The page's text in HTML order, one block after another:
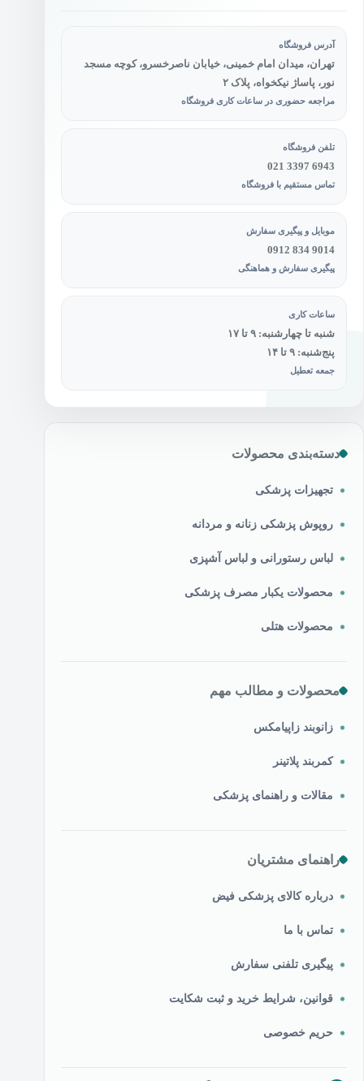
آدرس فروشگاه
تهران، میدان امام خمینی، خیابان ناصرخسرو، کوچه مسجد
نور، پاساژ نیکخواه، پلاک ۲
مراجعه حضوری در ساعات کاری فروشگاه
تلفن فروشگاه
021 3397 6943
تماس مستقیم با فروشگاه
موبایل و پیگیری سفارش
0912 834 9014
پیگیری سفارش و هماهنگی
ساعات کاری
شنبه تا چهارشنبه: ۹ تا ۱۷
پنج‌شنبه: ۹ تا ۱۴
جمعه تعطیل
دسته‌بندی محصولات
تجهیزات پزشکی
روپوش پزشکی زنانه و مردانه
لباس رستورانی و لباس آشپزی
محصولات یکبار مصرف پزشکی
محصولات هتلی
محصولات و مطالب مهم
زانوبند زاپیامکس
کمربند پلاتینر
مقالات و راهنمای پزشکی
راهنمای مشتریان
درباره کالای پزشکی فیض
تماس با ما
پیگیری تلفنی سفارش
قوانین، شرایط خرید و ثبت شکایت
حریم خصوصی